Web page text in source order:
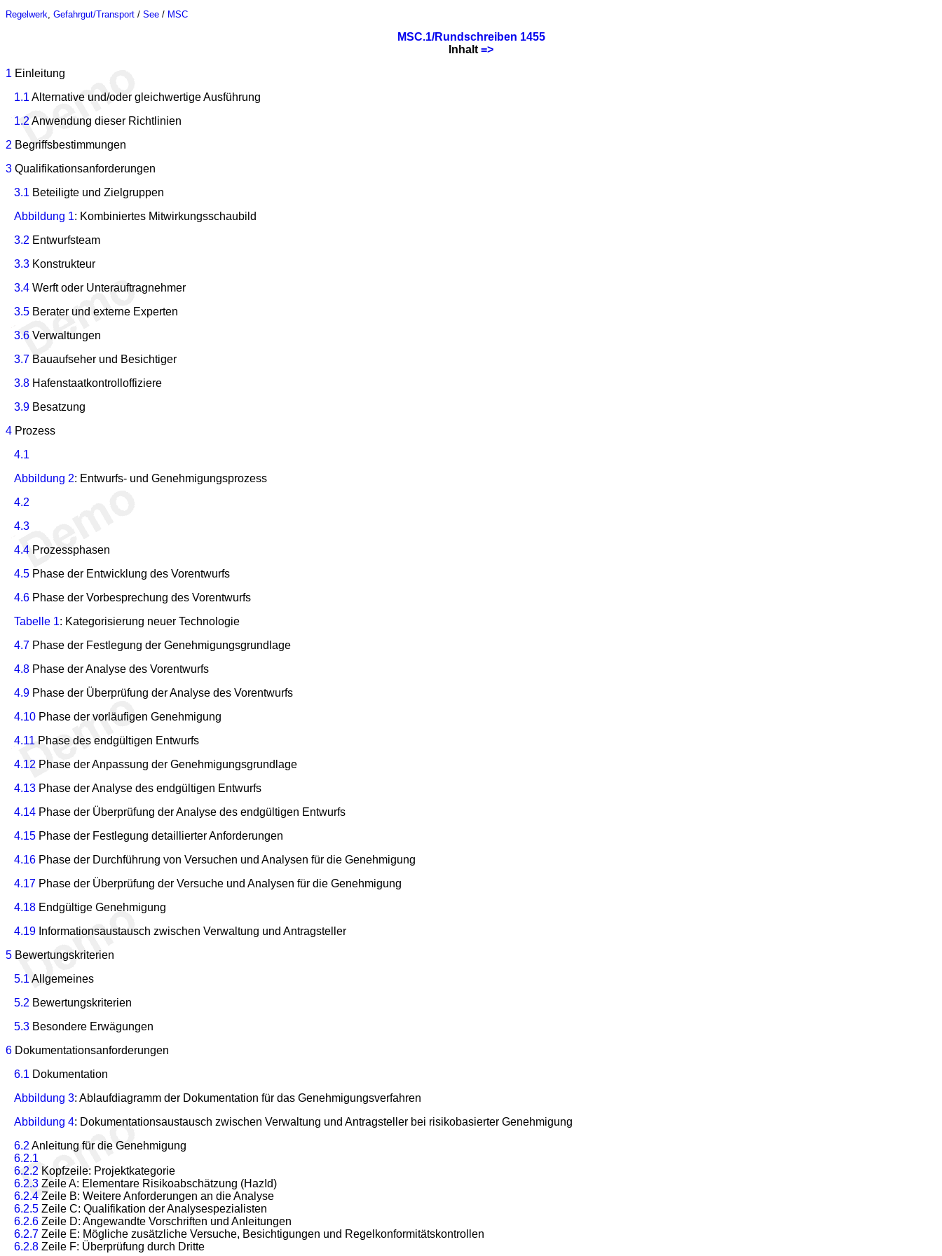
Regelwerk Gefahrgut/Transport / See / MSC
MSC.1/Rundschreiben 1455
Inhalt =>
1 Einleitung
1.1 Alternative und/oder gleichwertige Ausführung
1.2 Anwendung dieser Richtlinien
2 Begriffsbestimmungen
3 Qualifikationsanforderungen
3.1 Beteiligte und Zielgruppen
Abbildung 1: Kombiniertes Mitwirkungsschaubild
3.2 Entwurfsteam
3.3 Konstrukteur
3.4 Werft oder Unterauftragnehmer
3.5 Berater und externe Experten
3.6 Verwaltungen
3.7 Bauaufseher und Besichtiger
3.8 Hafenstaatkontrolloffiziere
3.9 Besatzung
4 Prozess
4.1
Abbildung 2: Entwurfs- und Genehmigungsprozess
4.2
4.3
4.4 Prozessphasen
4.5 Phase der Entwicklung des Vorentwurfs
4.6 Phase der Vorbesprechung des Vorentwurfs
Tabelle 1: Kategorisierung neuer Technologie
4.7 Phase der Festlegung der Genehmigungsgrundlage
4.8 Phase der Analyse des Vorentwurfs
4.9 Phase der Überprüfung der Analyse des Vorentwurfs
4.10 Phase der vorläufigen Genehmigung
4.11 Phase des endgültigen Entwurfs
4.12 Phase der Anpassung der Genehmigungsgrundlage
4.13 Phase der Analyse des endgültigen Entwurfs
4.14 Phase der Überprüfung der Analyse des endgültigen Entwurfs
4.15 Phase der Festlegung detaillierter Anforderungen
4.16 Phase der Durchführung von Versuchen und Analysen für die Genehmigung
4.17 Phase der Überprüfung der Versuche und Analysen für die Genehmigung
4.18 Endgültige Genehmigung
4.19 Informationsaustausch zwischen Verwaltung und Antragsteller
5 Bewertungskriterien
5.1 Allgemeines
5.2 Bewertungskriterien
5.3 Besondere Erwägungen
6 Dokumentationsanforderungen
6.1 Dokumentation
Abbildung 3: Ablaufdiagramm der Dokumentation für das Genehmigungsverfahren
Abbildung 4: Dokumentationsaustausch zwischen Verwaltung und Antragsteller bei risikobasierter Genehmigung
6.2 Anleitung für die Genehmigung
6.2.1
6.2.2 Kopfzeile: Projektkategorie
6.2.3 Zeile A: Elementare Risikoabschätzung (HazId)
6.2.4 Zeile B: Weitere Anforderungen an die Analyse
6.2.5 Zeile C: Qualifikation der Analysespezialisten
6.2.6 Zeile D: Angewandte Vorschriften und Anleitungen
6.2.7 Zeile E: Mögliche zusätzliche Versuche, Besichtigungen und Regelkonformitätskontrollen
6.2.8 Zeile F: Überprüfung durch Dritte